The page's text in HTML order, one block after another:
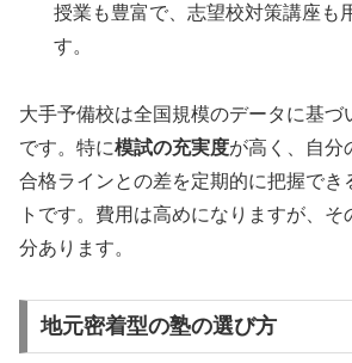
授業も豊富で、志望校対策講座も
す。
大手予備校は全国規模のデータに基づ
です。特に模試の充実度が高く、自分
合格ラインとの差を定期的に把握でき
トです。費用は高めになりますが、
分あります。
地元密着型の塾の選び方